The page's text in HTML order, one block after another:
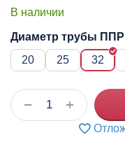
В наличии
Диаметр трубы
20
25 32
+
−